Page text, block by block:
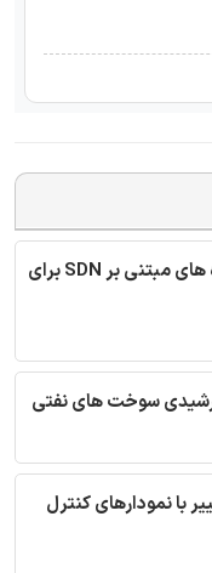
ترجمه مقاله امنیت انتقال داده های مبتنی بر SDN برای
سوخت های نفتی
با نمودارهای کنترل